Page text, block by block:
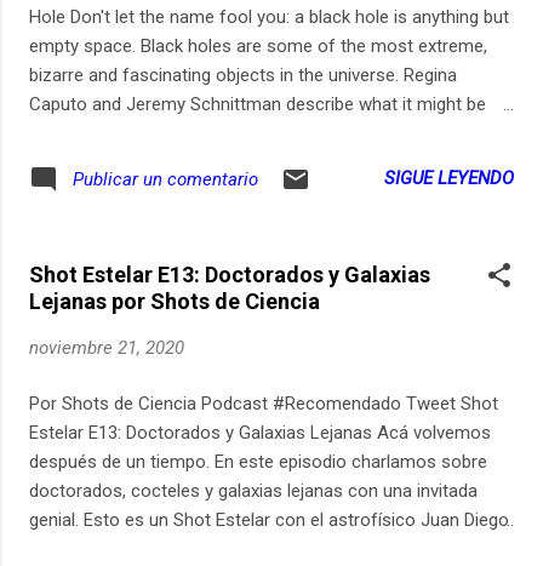
Hole Don't let the name fool you: a black hole is anything but
empty space. Black holes are some of the most extreme,
bizarre and fascinating objects in the universe. Regina
Caputo and Jeremy Schnittman describe what it might be
Publicar un comentario SIGUE LEYENDO
Shot Estelar E13: Doctorados y Galaxias
Lejanas por Shots de Ciencia
noviembre 21, 2020
Por Shots de Ciencia Podcast #Recomendado Tweet Shot
Estelar E13: Doctorados y Galaxias Lejanas Acá volvemos
después de un tiempo. En este episodio charlamos sobre
doctorados, cocteles y galaxias lejanas con una invitada
genial. Esto es un Shot Estelar con el astrofísico Juan Diego